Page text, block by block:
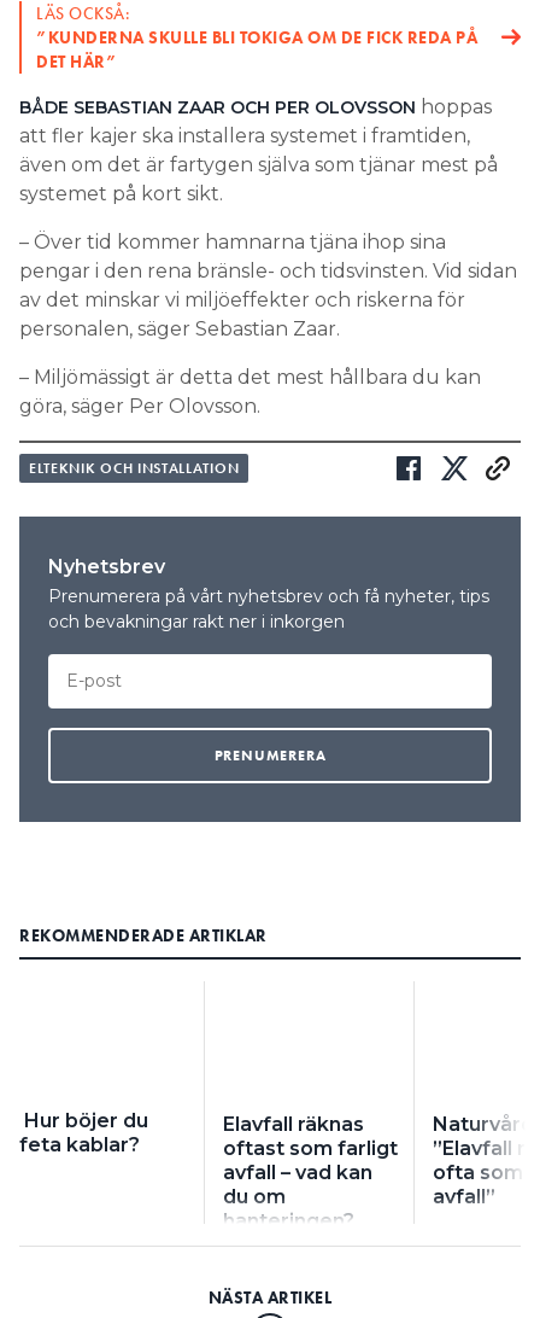
LÄS OCKSÅ:
”KUNDERNA SKULLE BLI TOKIGA OM DE FICK REDA PÅ
DET HÄR”
BÅDE SEBASTIAN ZAAR OCH PER OLOVSSON hoppas
att fler kajer ska installera systemet i framtiden,
även om det är fartygen själva som tjänar mest på
systemet på kort sikt.
– Över tid kommer hamnarna tjäna ihop sina
pengar i den rena bränsle- och tidsvinsten. Vid sidan
av det minskar vi miljöeffekter och riskerna för
personalen, säger Sebastian Zaar.
– Miljömässigt är detta det mest hållbara du kan
göra, säger Per Olovsson.
ELTEKNIK OCH INSTALLATION
Nyhetsbrev
Prenumerera på vårt nyhetsbrev och få nyheter, tips
och bevakningar rakt ner i inkorgen
REKOMMENDERADE ARTIKLAR
Hur böjer du
feta kablar?
Elavfall räknas
oftast som farligt
avfall – vad kan
du om
hanteringen?
”Elavfall
ofta som
avfall”